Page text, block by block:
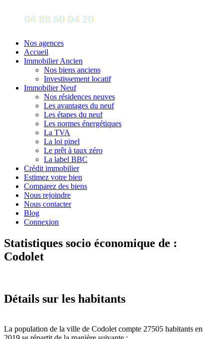
Nos agences
Accueil
Immobilier Ancien
Nos biens anciens
Investissement locatif
Immobilier Neuf
Nos résidences neuves
Les avantages du neuf
Les étapes du neuf
Les normes énergétiques
La TVA
La loi pinel
Le prêt à taux zéro
La label BBC
Crédit immobilier
Estimez votre bien
Comparez des biens
Nous rejoindre
Nous contacter
Blog
Connexion
Statistiques socio économique de :
Codolet
Détails sur les habitants
La population de la ville de Codolet compte 27505 habitants en